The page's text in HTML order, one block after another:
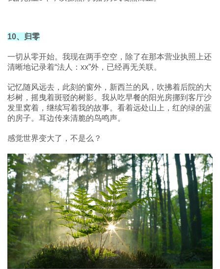
10、归零
一切从零开始。我现在两手空空，除了在那本营业执照上还
清晰地记录着“法人：xx”外，已经再无关联。
记忆随风远去，此刻的窗外，新西兰的风，吹拂着后院的大
杉树，摇曳着斑驳的树影。我从吃早餐的阳光房挪到客厅沙
发里窝着，继续写着我的故事。看着远处山上，红的绿的蓝
的房子。耳边传来清脆的鸟鸣声。
感觉世界变大了，不是么？